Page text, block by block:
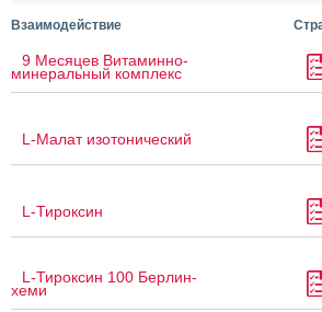
Взаимодействие
9 Месяцев Витаминно-
минеральный комплекс
L-Малат изотонический
L-Тироксин
L-Тироксин 100 Берлин-
хеми